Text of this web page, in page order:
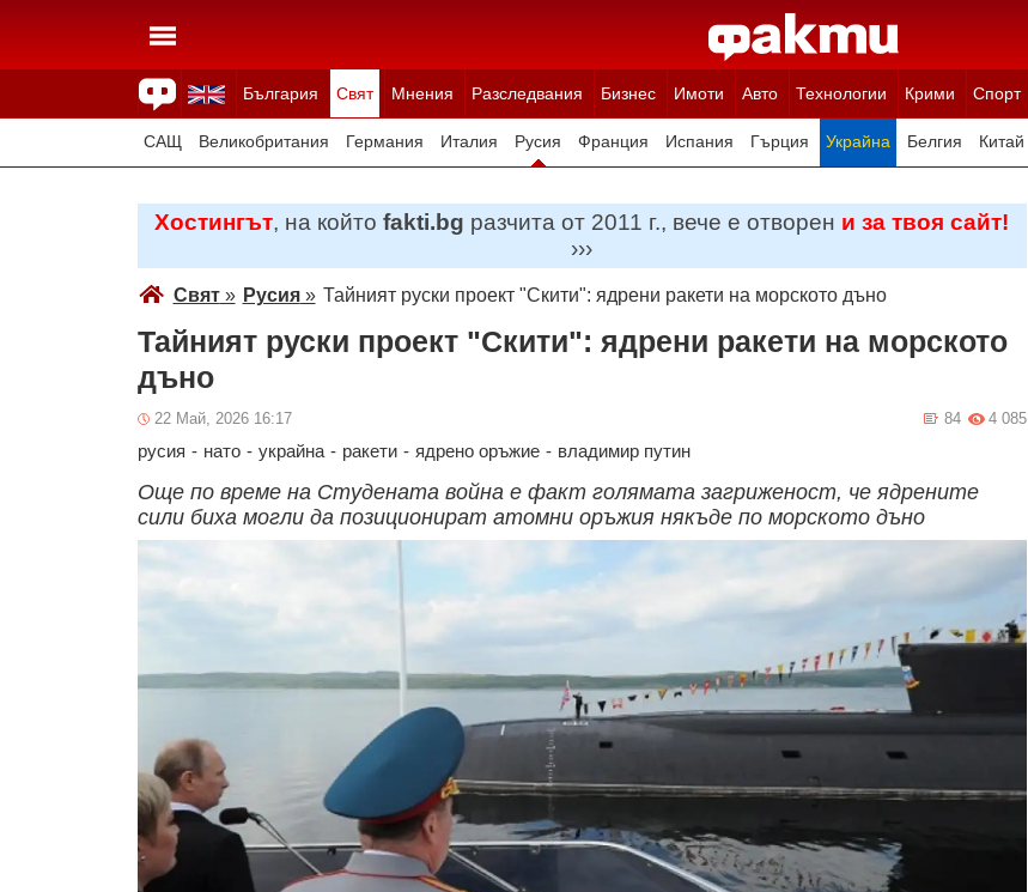
България Свят Мнения Разследвания Бизнес Имоти Авто Технологии Крими Спорт
Здраве Времето Анкети Вицове Куизове
САЩ Великобритания Германия Италия Русия Франция Испания Гърция Украйна Белгия Китай
Хостингът, на койтоfakti.bg разчита от 2011 г., вече е отворен и за твоя сайт!
›››
Свят» Русия» Тайният руски проект "Скити": ядрени ракети на морското дъно
Тайният руски проект "Скити": ядрени ракети на морското
дъно
22 Май, 2026 16:17 4 085
84
русия - нато - украйна - ракети - ядрено оръжие - владимир путин
Още по време на Студената война е факт голямата загриженост, че ядрените
сили биха могли да позиционират атомни оръжия някъде по морското дъно